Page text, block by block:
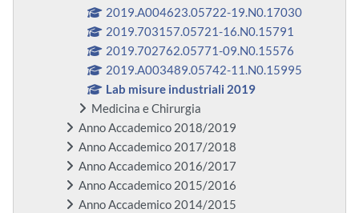
2019.A004623.05722-19.N0.17030
2019.703157.05721-16.N0.15791
2019.702762.05771-09.N0.15576
2019.A003489.05742-11.N0.15995
Lab misure industriali 2019
Medicina e Chirurgia
Anno Accademico 2018/2019
Anno Accademico 2017/2018
Anno Accademico 2016/2017
Anno Accademico 2015/2016
Anno Accademico 2014/2015